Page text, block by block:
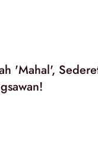
'Mahal',